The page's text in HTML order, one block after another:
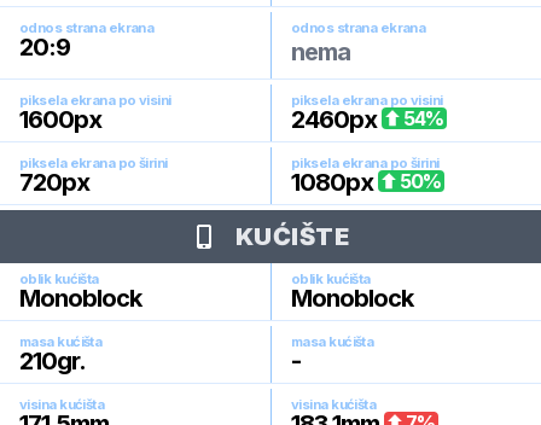
odnos strana ekrana
20:9
odnos strana ekrana
nema
piksela ekrana po visini
1600px
piksela ekrana po visini
2460px 54%
piksela ekrana po širini
720px
piksela ekrana po širini
1080px 50%
KUĆIŠTE
oblik kućišta
Monoblock
oblik kućišta
Monoblock
masa kućišta
210gr.
masa kućišta
-
visina kućišta visina kućišta